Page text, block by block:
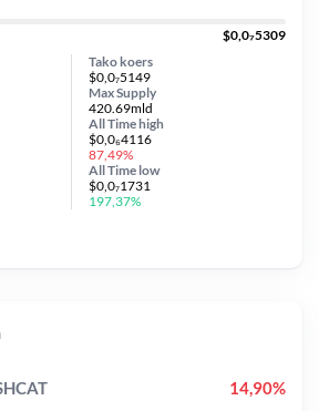
$0,0₇5309
Tako koers
$0,0₇5149
Max Supply
420.69mld
All Timehigh
$0,0₆4116
87,49%
All Time low
$0,0₇1731
197,37%
14,90%